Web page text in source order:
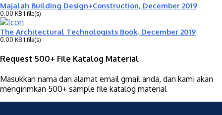
Majalah Building Design+Construction, December 2019
0.00 KB 1 file(s)
The Architectural Technologists Book, December 2019
0.00 KB 1 file(s)
Request 500+ File Katalog Material
Masukkan nama dan alamat email gmail anda, dan kami akan
mengirimkan 500+ sample file katalog material